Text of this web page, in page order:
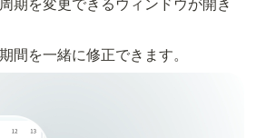
期を変更できるウィンドウが開き
間を一緒に修正できます。